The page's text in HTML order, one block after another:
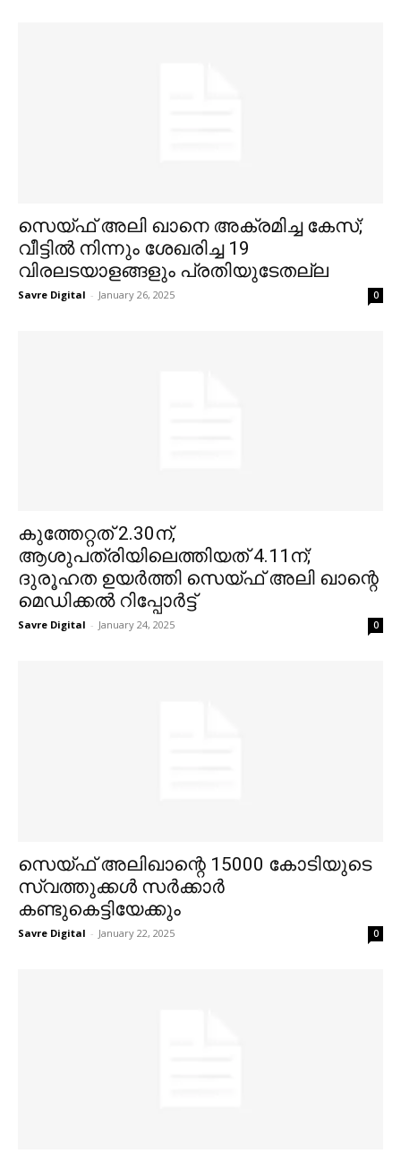
സെയ്ഫ് അലി ഖാനെ അക്രമിച്ച കേസ്;
വീട്ടില്‍ നിന്നും ശേഖരിച്ച 19
വിരലടയാളങ്ങളും പ്രതിയുടേതല്ല
Savre Digital - January 26, 2025 0
കുത്തേറ്റത് 2.30ന്,
ആശുപത്രിയിലെത്തിയത് 4.11ന്;
ദുരൂഹത ഉയർത്തി സെയ്ഫ് അലി ഖാന്റെ
മെഡിക്കൽ റിപ്പോർട്ട്
Savre Digital - January 24, 2025 0
സെയ്‌ഫ് അലിഖാന്റെ 15000 കോടിയുടെ
സ്വത്തുക്കൾ സർക്കാർ
കണ്ടുകെട്ടിയേക്കും
Savre Digital - January 22, 2025 0